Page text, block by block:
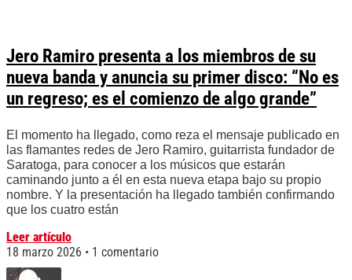
Jero Ramiro presenta a los miembros de su
nueva banda y anuncia su primer disco: “No es
un regreso; es el comienzo de algo grande”
El momento ha llegado, como reza el mensaje publicado en
las flamantes redes de Jero Ramiro, guitarrista fundador de
Saratoga, para conocer a los músicos que estarán
caminando junto a él en esta nueva etapa bajo su propio
nombre. Y la presentación ha llegado también confirmando
que los cuatro están
Leer artículo
18 marzo 2026
1 comentario